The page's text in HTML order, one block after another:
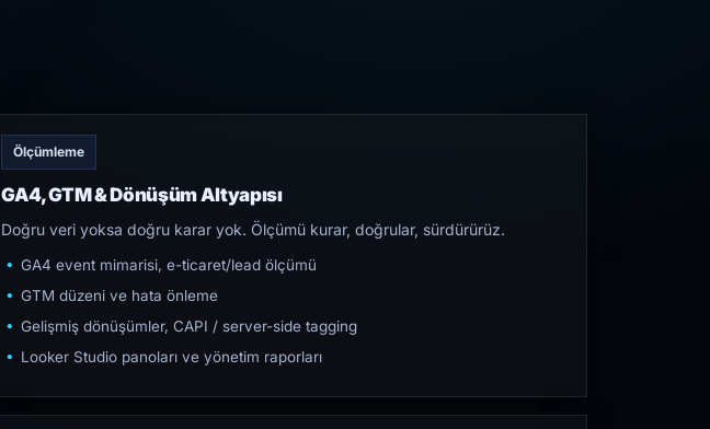
Ölçümleme
GA4, GTM & Dönüşüm Altyapısı
Doğru veri yoksa doğru karar yok. Ölçümü kurar, doğrular, sürdürürüz.
GA4 event mimarisi, e-ticaret/lead ölçümü
GTM düzeni ve hata önleme
Gelişmiş dönüşümler, CAPI / server-side tagging
Looker Studio panoları ve yönetim raporları